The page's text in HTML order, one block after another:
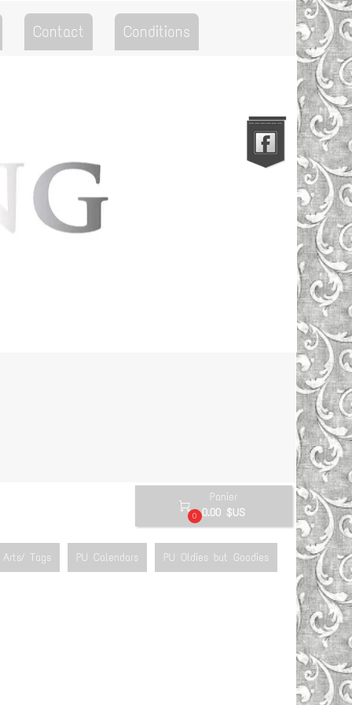
Contact Conditions
Go to the Top

0
Panier
0.00 $US
Tags PU Calendars PU Oldies but Goodies